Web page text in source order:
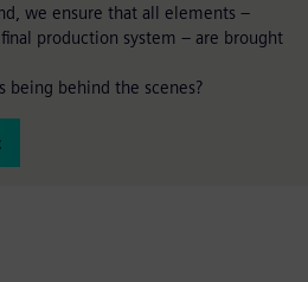
we ensure that all elements –
production system – are brought
being behind the scenes?